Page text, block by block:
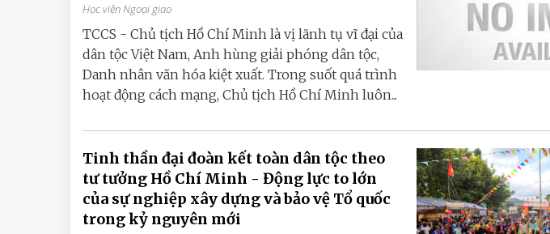
Học viện Ngoại giao
TCCS - Chủ tịch Hồ Chí Minh là vị lãnh tụ vĩ đại của
dân tộc Việt Nam, Anh hùng giải phóng dân tộc,
Danh nhân văn hóa kiệt xuất. Trong suốt quá trình
hoạt động cách mạng, Chủ tịch Hồ Chí Minh luôn...
Tinh thần đại đoàn kết toàn dân tộc theo
tư tưởng Hồ Chí Minh - Động lực to lớn
của sự nghiệp xây dựng và bảo vệ Tổ quốc
trong kỷ nguyên mới